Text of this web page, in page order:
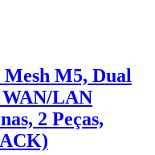
M5, Dual
WAN/LAN
2 Peças,